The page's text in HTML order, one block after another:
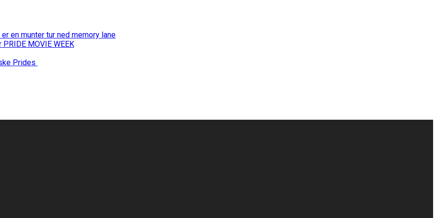
en munter tur ned memory lane
MOVIE WEEK
Prides